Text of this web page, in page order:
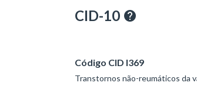
CID-10
Código CID I369
Transtornos não-reumáticos da